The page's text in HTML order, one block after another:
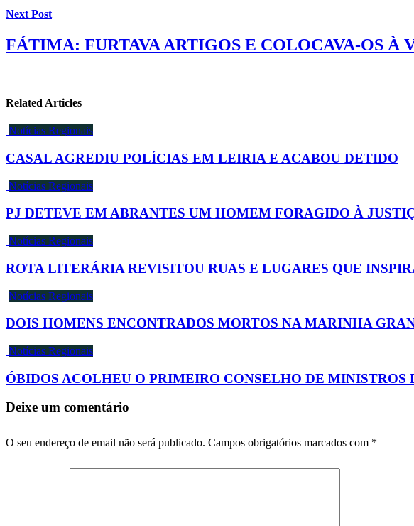
Next Post
FÁTIMA: FURTAVA ARTIGOS E COLOCAVA-OS À
Related Articles
Notícias Regionais
CASAL AGREDIU POLÍCIAS EM LEIRIA E ACABOU DETIDO
Notícias Regionais
PJ DETEVE EM ABRANTES UM HOMEM FORAGIDO À
Notícias Regionais
ROTA LITERÁRIA REVISITOU RUAS E LUGARES QUE
Notícias Regionais
DOIS HOMENS ENCONTRADOS MORTOS NA MARINHA
Notícias Regionais
ÓBIDOS ACOLHEU O PRIMEIRO CONSELHO DE
Deixe um comentário
O seu endereço de email não será publicado. Campos obrigatórios marcados com *